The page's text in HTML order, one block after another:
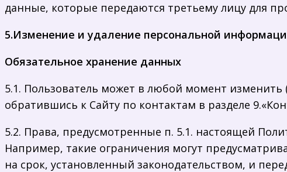
данные, которые передаются третьему лицу для
5.Изменение и удаление персональной
Обязательное хранение данных
5.1. Пользователь может в любой момент
обратившись к Сайту по контактам в разделе
5.2. Права, предусмотренные п. 5.1. настоящей
Например, такие ограничения могут
на срок, установленный законодательством, и